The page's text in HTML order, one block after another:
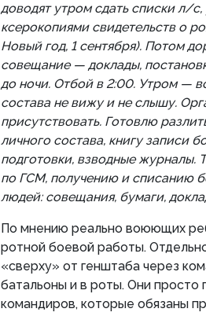
доводят утром сдать списки л/
ксерокопиями свидетельств о
Новый год, 1 сентября). Потом
совещание — доклады,
до ночи. Отбой в 2:00. Утром —
состава не вижу и не слышу.
присутствовать. Готовлю
личного состава, книгу записи
подготовки, взводные журналы.
по ГСМ, получению и списанию
людей: совещания, бумаги,
По мнению реально воюющих
ротной боевой работы.
«сверху» от генштаба через
батальоны и в роты. Они просто
командиров, которые обязаны